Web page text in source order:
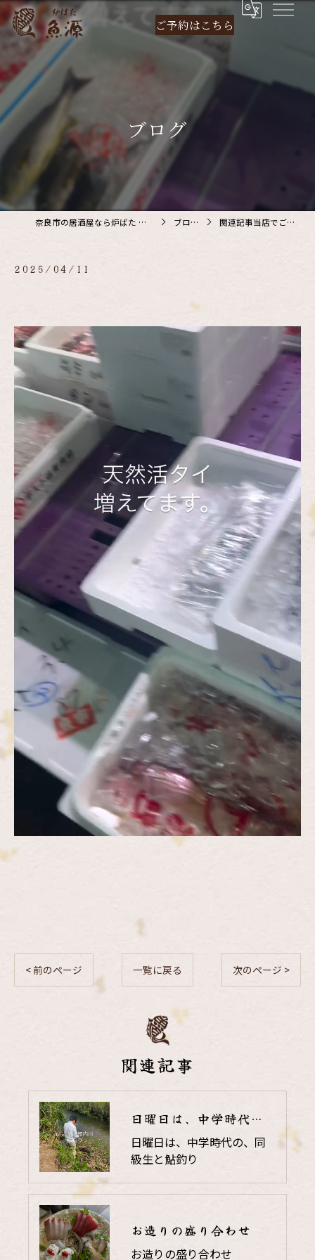
ご予約はこちら
ブログ
奈良市の居酒屋なら炉ばた 魚源 ブログ 関連記事当店でご利…
2025/04/11
< 前のページ 一覧に戻る 次のページ >
関連記事
日曜日は、中学時代の、同級生と鮎釣り
日曜日は、中学時代の、同
級生と鮎釣り
お造りの盛り合わせ
お造りの盛り合わせ